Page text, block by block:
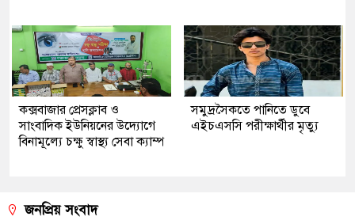
কক্সবাজার প্রেসক্লাব ও
সাংবাদিক ইউনিয়নের উদ্যোগে
বিনামূল্যে চক্ষু স্বাস্থ্য সেবা ক্যাম্প
সমুদ্রসৈকতে পানিতে ডুবে
এইচএসসি পরীক্ষার্থীর মৃত্যু
জনপ্রিয় সংবাদ